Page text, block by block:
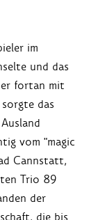
im
und das
fortan mit
das
vom "magic
Cannstatt,
Trio 89
der
die bis